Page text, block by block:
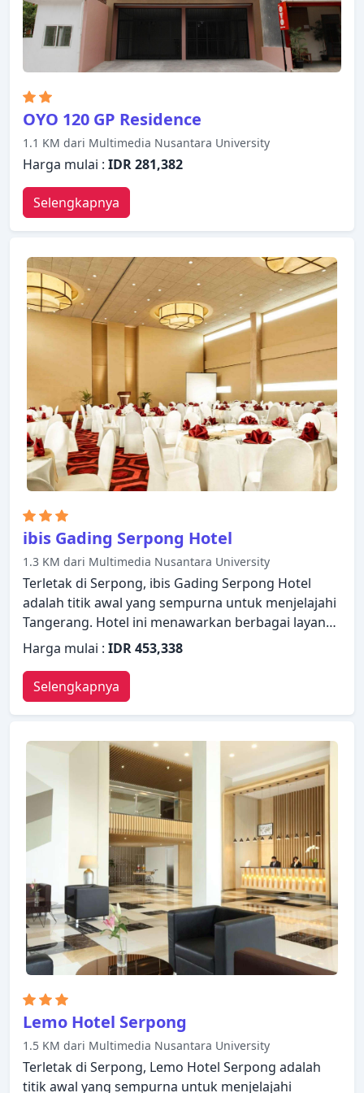
3 km), pijat. Suasana yang ramah dan pelayanan
yang istimewa bisa Anda harapkan selama
menginap di Fame Hotel Gading Serpong.
OYO 120 GP Residence
1.1 KM dari Multimedia Nusantara University
Harga mulai : IDR 281,382
Selengkapnya
ibis Gading Serpong Hotel
1.3 KM dari Multimedia Nusantara University
Terletak di Serpong, ibis Gading Serpong Hotel
adalah titik awal yang sempurna untuk menjelajahi
Tangerang. Hotel ini menawarkan berbagai layanan
dan fasilitas yang dirancang untuk memberikan
kenyamanan dan kemudahan kepada para tamu.
Layanan kamar 24 jam, satpam 24 jam, layanan
kebersihan harian, layanan pos, layanan taksi dapat
ditemukan di hotel ini. Semua kamar dirancang dan
didekorasi untuk membuat tamu merasa seperti di
rumah dan beberapa kamar dilengkapi dengan
televisi layar datar, AC, layanan bangun pagi,
telepon, TV satelit/kabel. Hotel ini menawarkan
berbagai pilihan rekreasi. Staf yang ramah, fasilitas
yang istimewa dan dekat dengan semua yang
Tangerang tawarkan, merupakan tiga alasan
utama Anda untuk menginap di ibis Gading
Serpong Hotel.
Harga mulai : IDR 453,338
Selengkapnya
Lemo Hotel Serpong
1.5 KM dari Multimedia Nusantara University
Terletak di Serpong, Lemo Hotel Serpong adalah
titik awal yang sempurna untuk menjelajahi